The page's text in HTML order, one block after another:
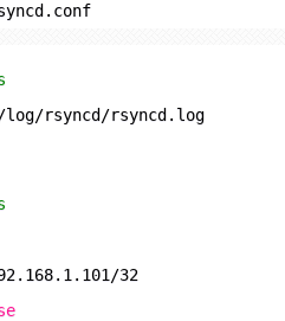
.conf
rsyncd/rsyncd .log
/32